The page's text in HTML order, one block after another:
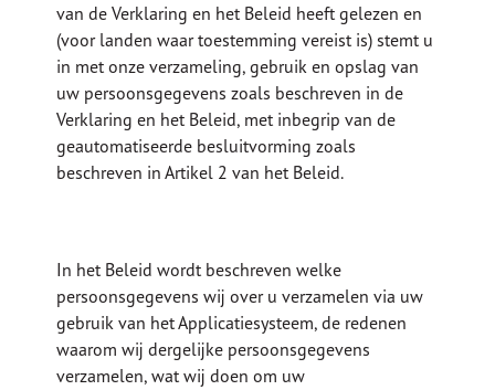
van de Verklaring en het Beleid heeft gelezen en
(voor landen waar toestemming vereist is) stemt u
in met onze verzameling, gebruik en opslag van
uw persoonsgegevens zoals beschreven in de
Verklaring en het Beleid, met inbegrip van de
geautomatiseerde besluitvorming zoals
beschreven in Artikel 2 van het Beleid.
In het Beleid wordt beschreven welke
persoonsgegevens wij over u verzamelen via uw
gebruik van het Applicatiesysteem, de redenen
waarom wij dergelijke persoonsgegevens
verzamelen, wat wij doen om uw